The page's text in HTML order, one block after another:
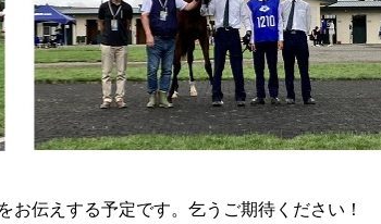
伝えする予定です。乞うご期待ください！